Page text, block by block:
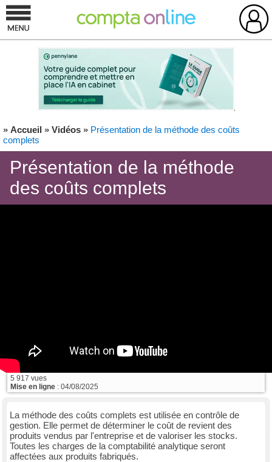
» Accueil » Vidéos » Présentation de la méthode des coûts
complets
Présentation de la méthode
des coûts complets
5 917 vues
Mise en ligne : 04/08/2025
La méthode des coûts complets est utilisée en contrôle de
gestion. Elle permet de déterminer le coût de revient des
produits vendus par l'entreprise et de valoriser les stocks.
Toutes les charges de la comptabilité analytique seront
affectées aux produits fabriqués.